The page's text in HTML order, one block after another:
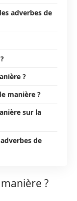
adverbes de
?
manière ?
sur la
de
?